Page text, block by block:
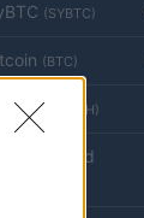
(SYBTC)
(BTC)
(ETH)
ETH Yield